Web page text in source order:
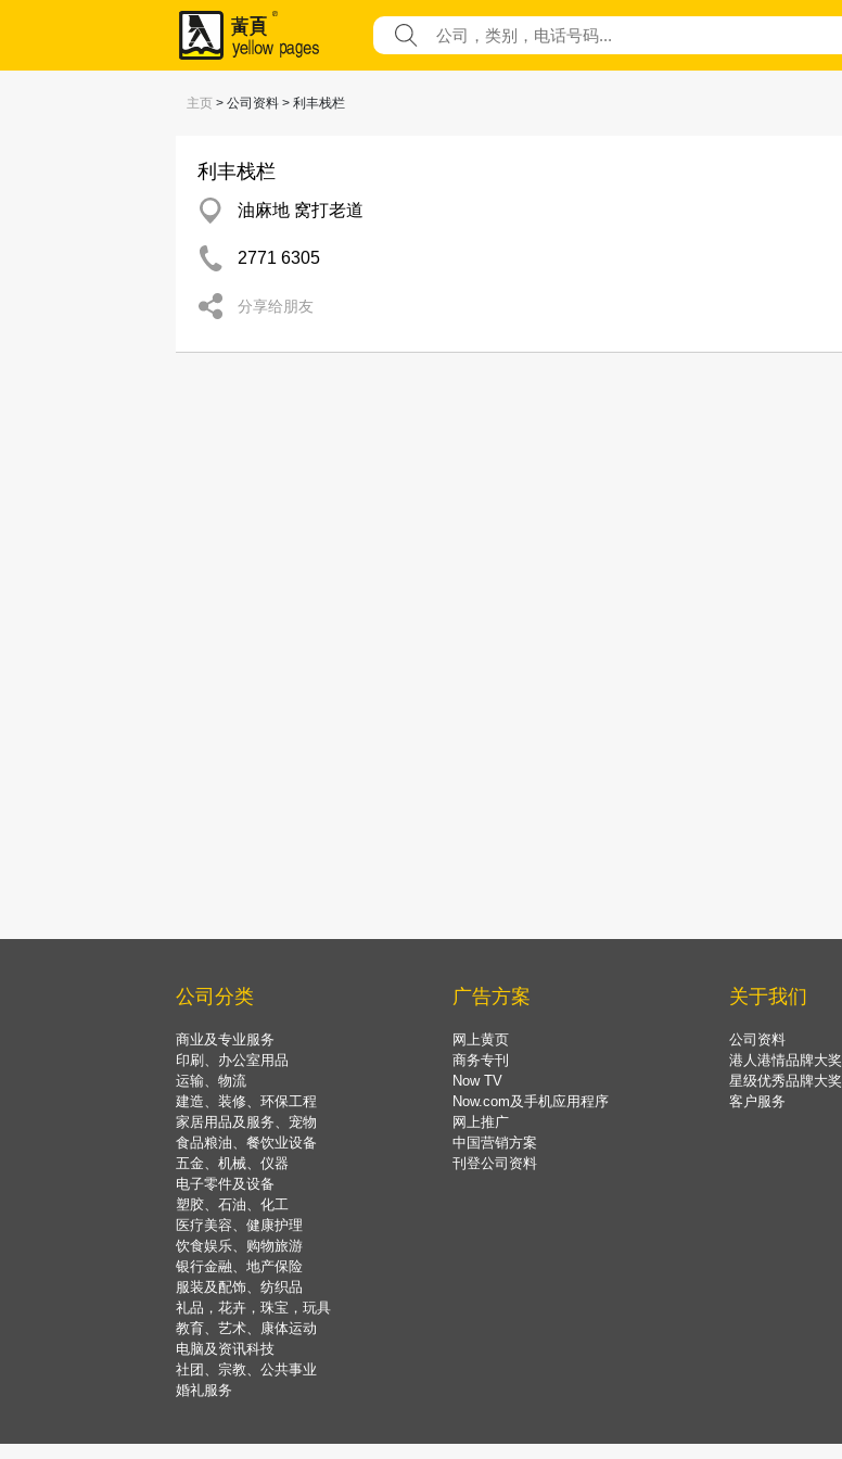
主页 > 公司资料 > 利丰栈栏
利丰栈栏
油麻地 窝打老道
2771 6305
分享给朋友
公司分类
商业及专业服务
印刷、办公室用品
运输、物流
建造、装修、环保工程
家居用品及服务、宠物
食品粮油、餐饮业设备
五金、机械、仪器
电子零件及设备
塑胶、石油、化工
医疗美容、健康护理
饮食娱乐、购物旅游
银行金融、地产保险
服装及配饰、纺织品
礼品，花卉，珠宝，玩具
教育、艺术、康体运动
电脑及资讯科技
社团、宗教、公共事业
婚礼服务
广告方案
网上黄页
商务专刊
Now TV
Now.com及手机应用程序
网上推广
中国营销方案
刊登公司资料
关于我们
公司资料
港人港情品牌大奖
星级优秀品牌大奖
客户服务